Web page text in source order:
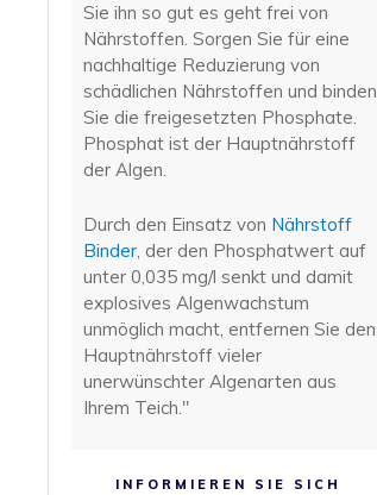
Sie ihn so gut es geht frei von
Nährstoffen. Sorgen Sie für eine
nachhaltige Reduzierung von
schädlichen Nährstoffen und binden
Sie die freigesetzten Phosphate.
Phosphat ist der Hauptnährstoff
der Algen.
Durch den Einsatz von Nährstoff
Binder, der den Phosphatwert auf
unter 0,035 mg/l senkt und damit
explosives Algenwachstum
unmöglich macht, entfernen Sie den
Hauptnährstoff vieler
unerwünschter Algenarten aus
Ihrem Teich."
INFORMIEREN SIE SICH